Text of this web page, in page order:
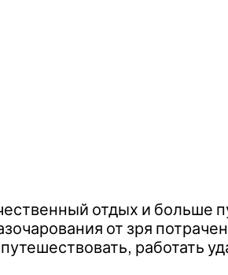
отдых и больше
от зря
работать